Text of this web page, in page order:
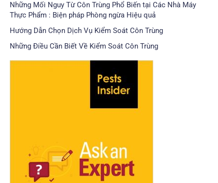
Những Mối Nguy Từ Côn Trùng Phổ Biến tại Các Nhà Máy
Thực Phẩm : Biện pháp Phòng ngừa Hiệu quả
Hướng Dẫn Chọn Dịch Vụ Kiểm Soát Côn Trùng
Những Điều Cần Biết Về Kiểm Soát Côn Trùng